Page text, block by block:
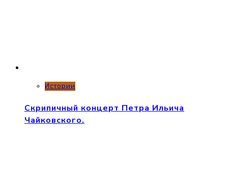
Истории
Скрипичный концерт Петра Ильича
Чайковского.